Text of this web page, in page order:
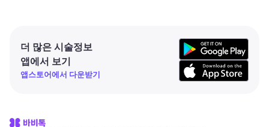
더 많은 시술정보
앱에서 보기
앱스토어에서 다운받기